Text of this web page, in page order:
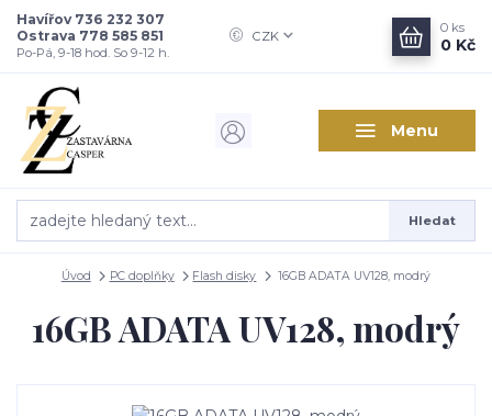
Menu
CZK
Hledat
Havířov 736 232 307
Ostrava 778 585 851
Po-Pá, 9-18 hod. So 9-12 h.
0 ks
0 Kč
Úvod PC doplňky Flash disky 16GB ADATA UV128, modrý
16GB ADATA UV128, modrý